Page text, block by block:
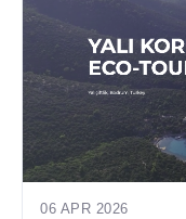
06 APR 2026